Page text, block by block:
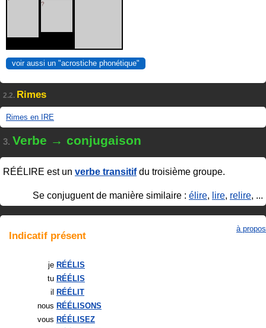
?
voir aussi un "acrostiche phonétique"
2.2. Rimes
Rimes en IRE
3. Verbe → conjugaison
RÉÉLIRE est un verbe transitifdu troisième groupe.
Se conjuguent de manière similaire : élire, lire, relire, ...
Indicatif présent
à propos
je RÉÉLIS
tu RÉÉLIS
il
RÉÉLIT
nous RÉÉLISONS
vous RÉÉLISEZ